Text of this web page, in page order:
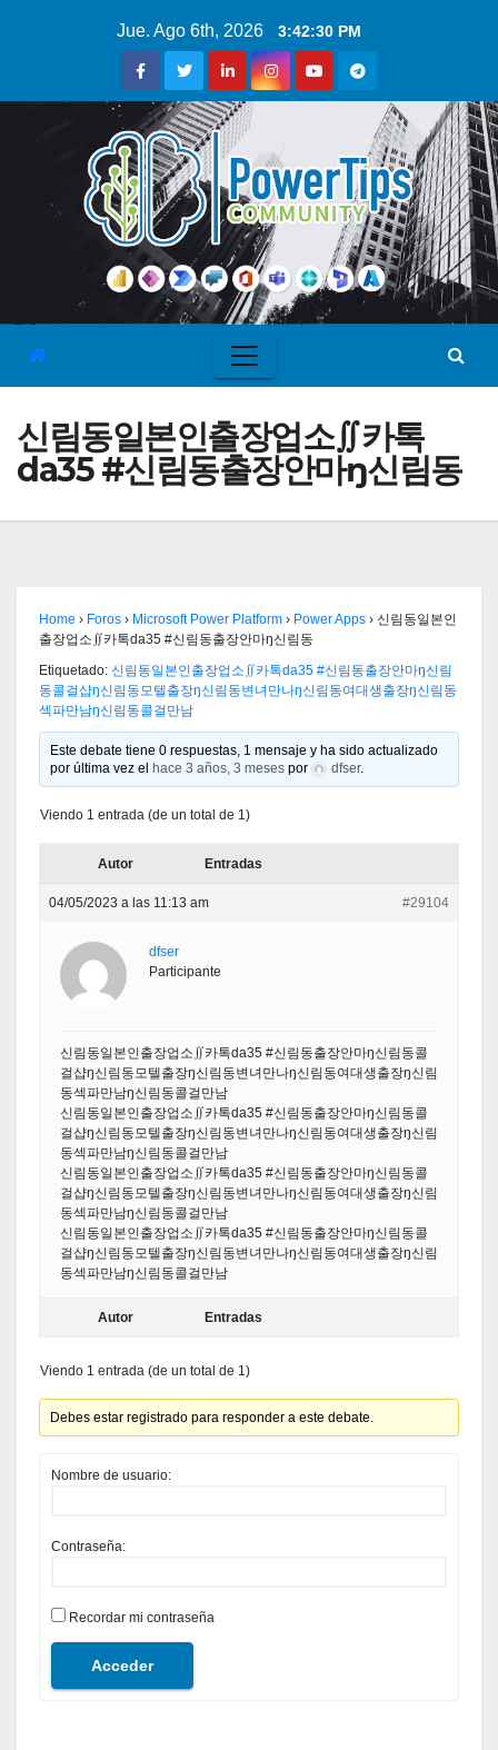
Jue. Ago 6th, 2026 3:42:30 PM
신림동일본인출장업소∬카톡
da35 #신림동출장안마ŋ신림동
Home › Foros › Microsoft Power Platform › Power Apps › 신림동일본인
출장업소∬카톡da35 #신림동출장안마ŋ신림동
Etiquetado: 신림동일본인출장업소∬카톡da35 #신림동출장안마ŋ신림
동콜걸샵ŋ신림동모텔출장ŋ신림동변녀만나ŋ신림동여대생출장ŋ신림동
섹파만남ŋ신림동콜걸만남
Este debate tiene 0 respuestas, 1 mensaje y ha sido actualizado
por última vez el
hace 3 años, 3 meses por dfser.
Viendo 1 entrada (de un total de 1)
Autor Entradas
04/05/2023 a las 11:13 am #29104
dfser
Participante
신림동일본인출장업소∬카톡da35 #신림동출장안마ŋ신림동콜
걸샵ŋ신림동모텔출장ŋ신림동변녀만나ŋ신림동여대생출장ŋ신림
동섹파만남ŋ신림동콜걸만남
신림동일본인출장업소∬카톡da35 #신림동출장안마ŋ신림동콜
걸샵ŋ신림동모텔출장ŋ신림동변녀만나ŋ신림동여대생출장ŋ신림
동섹파만남ŋ신림동콜걸만남
신림동일본인출장업소∬카톡da35 #신림동출장안마ŋ신림동콜
걸샵ŋ신림동모텔출장ŋ신림동변녀만나ŋ신림동여대생출장ŋ신림
동섹파만남ŋ신림동콜걸만남
신림동일본인출장업소∬카톡da35 #신림동출장안마ŋ신림동콜
걸샵ŋ신림동모텔출장ŋ신림동변녀만나ŋ신림동여대생출장ŋ신림
동섹파만남ŋ신림동콜걸만남
Autor Entradas
Viendo 1 entrada (de un total de 1)
Debes estar registrado para responder a este debate.
Nombre de usuario:
Contraseña:
Recordar mi contraseña
Acceder